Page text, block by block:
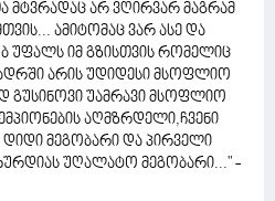
მტვრადაც არ ვღირვარ მაგრამ
ამიტომაც ვარ ასე და
უფალს იმ გზისთვის რომელიც
არის უდიდესი მსოფლიო
გუსინოვი უამრავი მსოფლიო
აღმზრდელი,ჩვენი
მეგობარი და პირველი
უღალატო მეგობარი..." -